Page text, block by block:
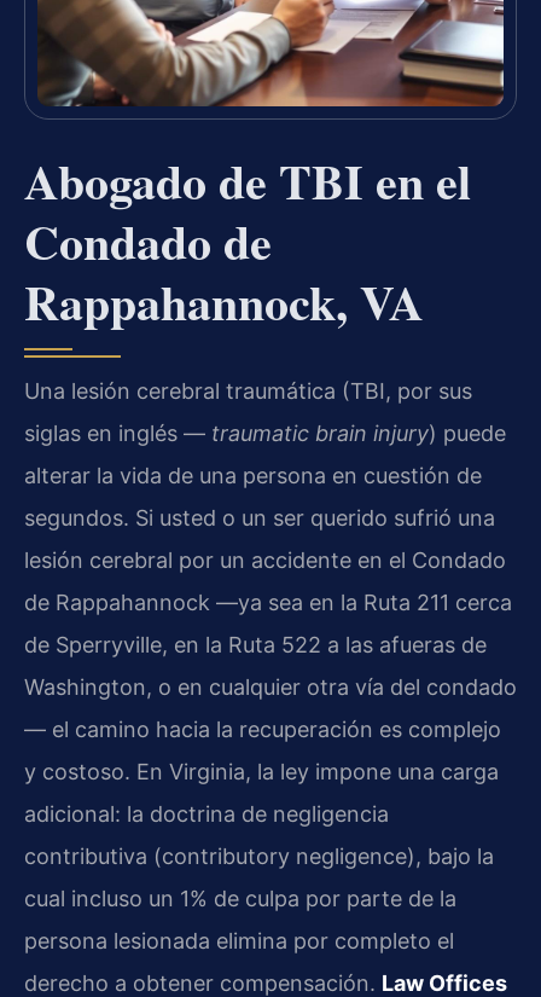
Abogado de TBI en el
Condado de
Rappahannock, VA
Una lesión cerebral traumática (TBI, por sus
siglas en inglés — traumatic brain injury) puede
alterar la vida de una persona en cuestión de
segundos. Si usted o un ser querido sufrió una
lesión cerebral por un accidente en el Condado
de Rappahannock —ya sea en la Ruta 211 cerca
de Sperryville, en la Ruta 522 a las afueras de
Washington, o en cualquier otra vía del condado
— el camino hacia la recuperación es complejo
y costoso. En Virginia, la ley impone una carga
adicional: la doctrina de negligencia
contributiva (contributory negligence), bajo la
cual incluso un 1% de culpa por parte de la
persona lesionada elimina por completo el
derecho a obtener compensación. Law Offices